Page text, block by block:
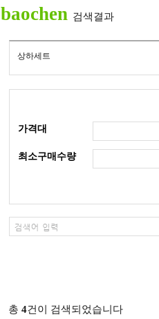
baochen 검색결과
상하세트
가격대
최소구매수량
총 4건이 검색되었습니다